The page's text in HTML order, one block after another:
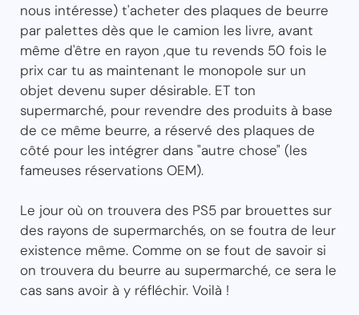
nous intéresse) t'acheter des plaques de beurre
par palettes dès que le camion les livre, avant
même d'être en rayon ,que tu revends 50 fois le
prix car tu as maintenant le monopole sur un
objet devenu super désirable. ET ton
supermarché, pour revendre des produits à base
de ce même beurre, a réservé des plaques de
côté pour les intégrer dans "autre chose" (les
fameuses réservations OEM).
Le jour où on trouvera des PS5 par brouettes sur
des rayons de supermarchés, on se foutra de leur
existence même. Comme on se fout de savoir si
on trouvera du beurre au supermarché, ce sera le
cas sans avoir à y réfléchir. Voilà !